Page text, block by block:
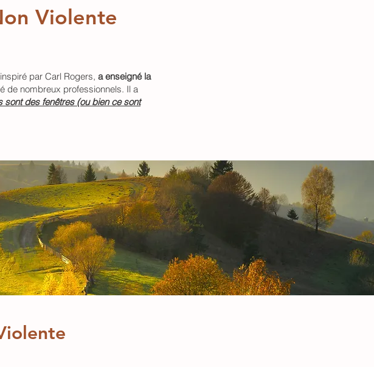
Violente
par Carl Rogers, a enseigné la
de nombreux professionnels. Il a
sont des fenêtres (ou bien ce sont